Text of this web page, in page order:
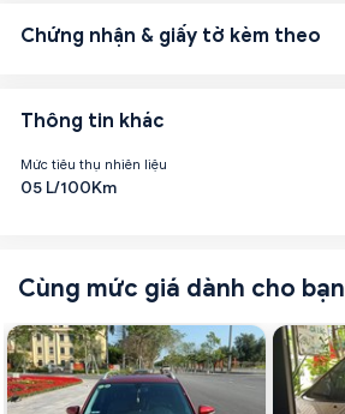
Chứng nhận & giấy tờ kèm theo
Thông tin khác
Mức tiêu thụ nhiên liệu
05 L/100Km
Cùng mức giá dành cho bạn